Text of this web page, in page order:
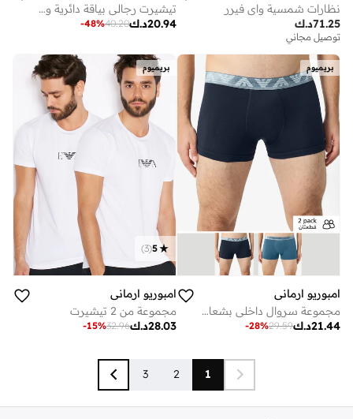
نظارات شمسية واي فيرر
د.ك71.25
توصيل مجاني
تيشيرت رجالي بياقة دائرية وأكمام قصيرة
د.ك20.94
40.20
-48%
بريميوم
امبوريو ارماني
مجموعة سروال داخلي بشعار الماركة - مكونة من 3 قطع
د.ك21.44
29.59
-28%
بريميوم
5
(
3
)
امبوريو ارماني
مجموعة من 2 تيشيرت
د.ك28.03
32.96
-15%
1
2
3